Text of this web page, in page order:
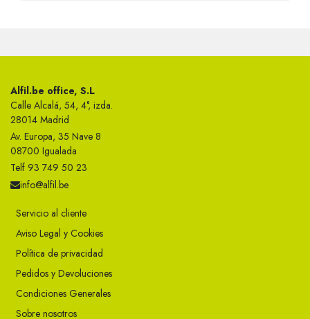
Alfil.be office, S.L
Calle Alcalá, 54, 4°, izda.
28014 Madrid
Av. Europa, 35 Nave 8
08700 Igualada
Telf 93 749 50 23
info@alfil.be
Servicio al cliente
Aviso Legal y Cookies
Política de privacidad
Pedidos y Devoluciones
Condiciones Generales
Sobre nosotros